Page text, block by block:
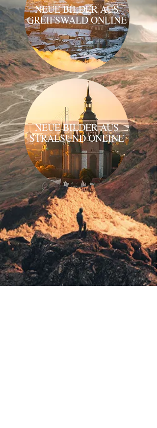
NEUE BILDER AUS
GREIFSWALD ONLINE
NEUE BILDER AUS
STRALSUND ONLINE